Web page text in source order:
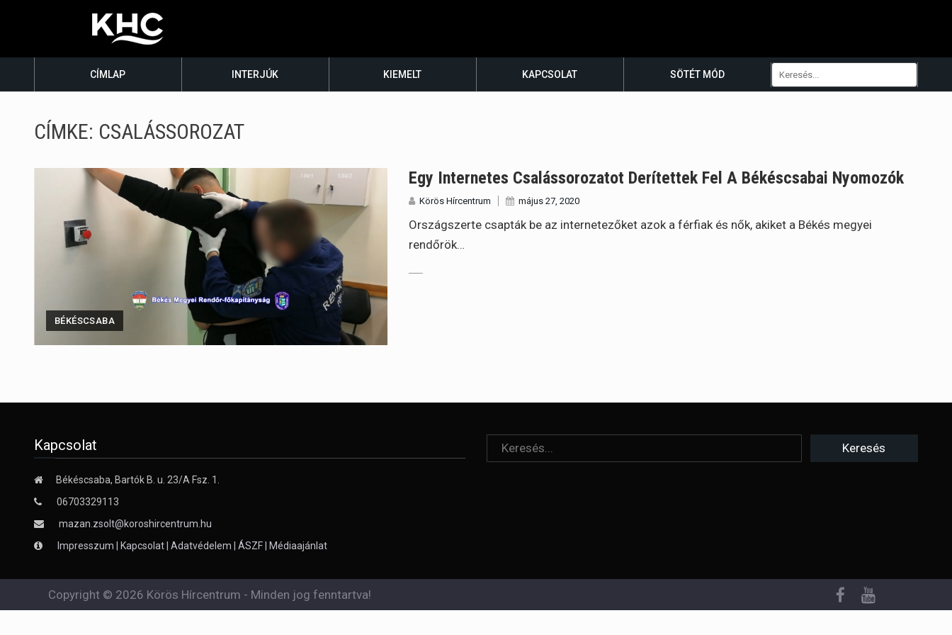
CÍMLAP INTERJÚK KIEMELT KAPCSOLAT SÖTÉT MÓD
CÍMKE: CSALÁSSOROZAT
BÉKÉSCSABA
Egy Internetes Csalássorozatot Derítettek Fel A Békéscsabai Nyomozók
Körös Hírcentrum május 27, 2020
Országszerte csapták be az internetezőket azok a férfiak és nők, akiket a Békés megyei
rendőrök…
Kapcsolat
Békéscsaba, Bartók B. u. 23/A Fsz. 1.
06703329113
mazan.zsolt@koroshircentrum.hu
Impresszum | Kapcsolat| Adatvédelem | ÁSZF| Médiaajánlat
Copyright © 2026 Körös Hírcentrum - Minden jog fenntartva!